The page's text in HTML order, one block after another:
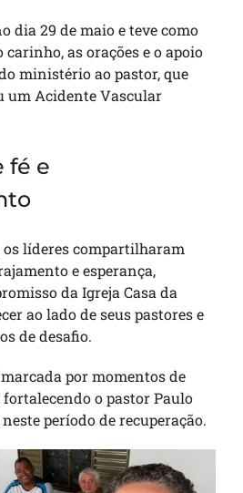
dia 29 de maio e teve como
as orações e o apoio
ministério ao pastor, que
um Acidente Vascular
fé e
líderes compartilharam
e esperança,
da Igreja Casa da
ao lado de seus pastores e
de desafio.
por momentos de
o pastor Paulo
período de recuperação.